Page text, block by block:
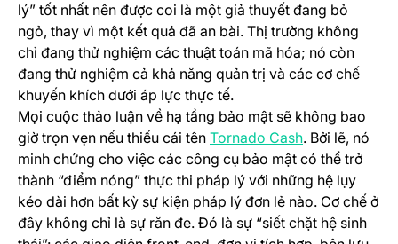
lý” tốt nhất nên được coi là một giả thuyết đang bỏ
ngỏ, thay vì một kết quả đã an bài. Thị trường không
chỉ đang thử nghiệm các thuật toán mã hóa; nó còn
đang thử nghiệm cả khả năng quản trị và các cơ chế
khuyến khích dưới áp lực thực tế.
Mọi cuộc thảo luận về hạ tầng bảo mật sẽ không bao
giờ trọn vẹn nếu thiếu cái tên Tornado Cash(opens in a
. Bởi lẽ, nó
minh chứng cho việc các công cụ bảo mật có thể trở
thành “điểm nóng” thực thi pháp lý với những hệ lụy
kéo dài hơn bất kỳ sự kiện pháp lý đơn lẻ nào. Cơ chế ở
đây không chỉ là sự răn đe. Đó là sự “siết chặt hệ sinh